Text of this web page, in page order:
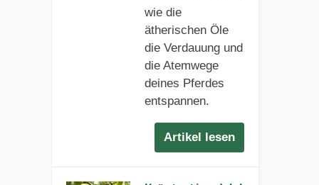
wie die
ätherischen Öle
die Verdauung und
die Atemwege
deines Pferdes
entspannen.
Artikel lesen